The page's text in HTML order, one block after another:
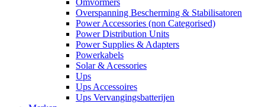
Overspanning Bescherming & Stabilisatoren
Power Accessories (non Categorised)
Power Distribution Units
Power Supplies & Adapters
Powerkabels
Solar & Acessories
Ups
Ups Accessoires
Ups Vervangingsbatterijen